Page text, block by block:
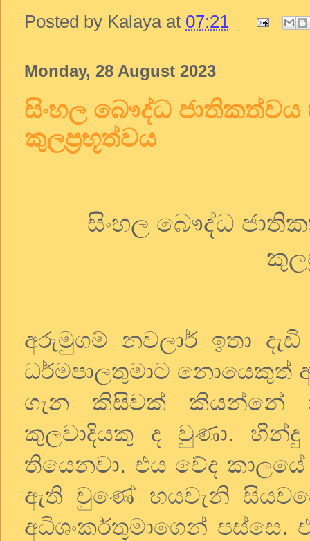
Posted by Kalaya at 07:21
Monday, 28 August 2023
සිංහල බෞද්ධ ජාතිකත්වය
කුලප්‍රභූත්වය
සිංහල බෞද්ධ
අරුමුගම් නවලාර් ඉතා දැඩි
ධර්මපාලතුමාට නොයෙකුත්
ගැන
කිසිවක් කියන්නේ
කුලවාදියකු
ද වුණා. හින්දු
තියෙනවා. එය වේද කාලයේ
ඇති වුණේ හයවැනි
අධිශංකර්තුමාගෙන් පස්සෙ.